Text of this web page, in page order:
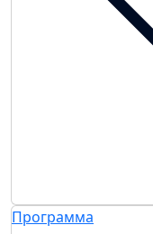
Программа